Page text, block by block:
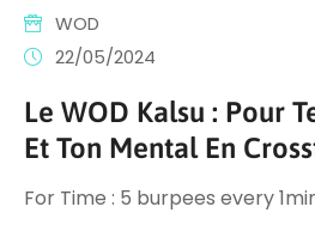
WOD
22/05/2024
Le WOD Kalsu : Pour
Et Ton Mental En
For Time : 5 burpees every